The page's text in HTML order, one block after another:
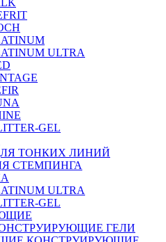
ULTRA
GEL
ТОНКИХ ЛИНИЙ
СТЕМПИНГА
ULTRA
GEL
ГЕЛИ